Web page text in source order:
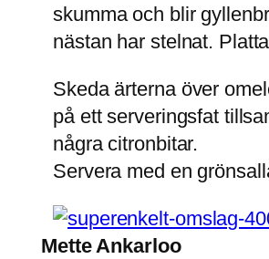
skumma och blir
nästan har stelnat.
Skeda ärterna över
på ett serveringsfat
några citronbitar.
Servera med en
Mette Ankarloo